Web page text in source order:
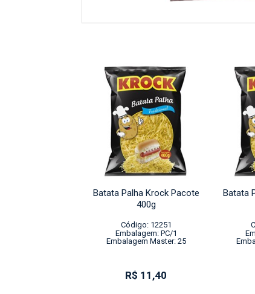
Batata Palha Krock Pacote
400g
Código: 12251
Embalagem: PC/1
Embalagem Master: 25
R$ 11,40
Batata